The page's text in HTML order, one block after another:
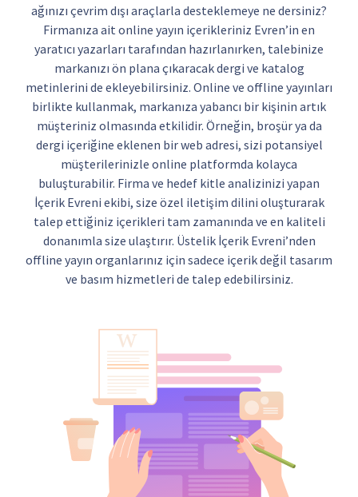
ağınızı çevrim dışı araçlarla desteklemeye ne dersiniz?
Firmanıza ait online yayın içerikleriniz Evren’in en
yaratıcı yazarları tarafından hazırlanırken, talebinize
markanızı ön plana çıkaracak dergi ve katalog
metinlerini de ekleyebilirsiniz. Online ve offline yayınları
birlikte kullanmak, markanıza yabancı bir kişinin artık
müşteriniz olmasında etkilidir. Örneğin, broşür ya da
dergi içeriğine eklenen bir web adresi, sizi potansiyel
müşterilerinizle online platformda kolayca
buluşturabilir. Firma ve hedef kitle analizinizi yapan
İçerik Evreni ekibi, size özel iletişim dilini oluşturarak
talep ettiğiniz içerikleri tam zamanında ve en kaliteli
donanımla size ulaştırır. Üstelik İçerik Evreni’nden
offline yayın organlarınız için sadece içerik değil tasarım
ve basım hizmetleri de talep edebilirsiniz.